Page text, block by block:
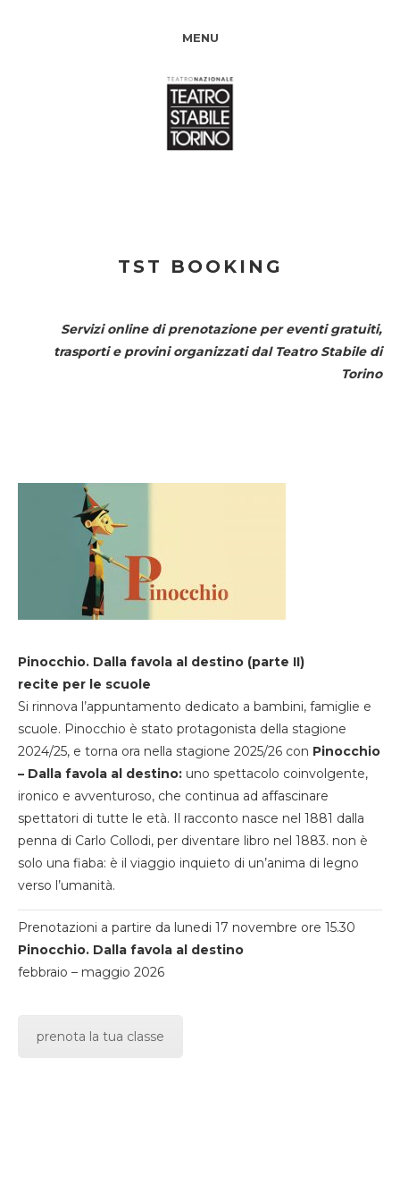
MENU
TST BOOKING
Servizi online di prenotazione per eventi gratuiti,
trasporti e provini organizzati dal Teatro Stabile di
Torino
Pinocchio. Dalla favola al destino (parte II)
recite per le scuole
Si rinnova l’appuntamento dedicato a bambini, famiglie e
scuole. Pinocchio è stato protagonista della stagione
2024/25, e torna ora nella stagione 2025/26 con Pinocchio
– Dalla favola al destino: uno spettacolo coinvolgente,
ironico e avventuroso, che continua ad affascinare
spettatori di tutte le età. Il racconto nasce nel 1881 dalla
penna di Carlo Collodi, per diventare libro nel 1883. non è
solo una fiaba: è il viaggio inquieto di un’anima di legno
verso l’umanità.
Prenotazioni a partire da lunedi 17 novembre ore 15.30
Pinocchio. Dalla favola al destino
febbraio – maggio 2026
prenota la tua classe